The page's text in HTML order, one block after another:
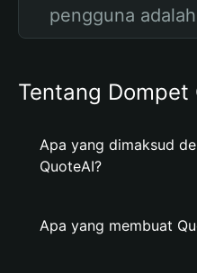
pengguna
Tentang Dompet
Apa yang dimaksud
QuoteAI?
Apa yang membuat